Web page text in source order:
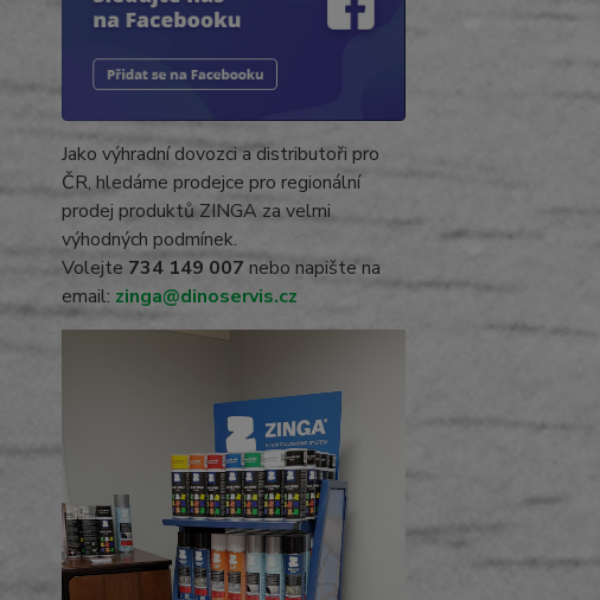
Jako výhradní dovozci a distributoři pro
ČR, hledáme prodejce pro regionální
prodej produktů ZINGA za velmi
výhodných podmínek.
Volejte 734 149 007 nebo napište na
email: zinga@dinoservis.cz